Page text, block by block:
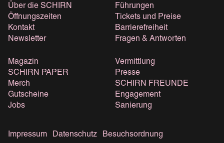
Über die SCHIRN
Öffnungszeiten
Kontakt
Newsletter
Führungen
Tickets und Preise
Barrierefreiheit
Fragen & Antworten
Magazin
SCHIRN PAPER
Merch
Gutscheine
Jobs
Vermittlung
Presse
SCHIRN FREUNDE
Engagement
Sanierung
Impressum Datenschutz Besuchsordnung